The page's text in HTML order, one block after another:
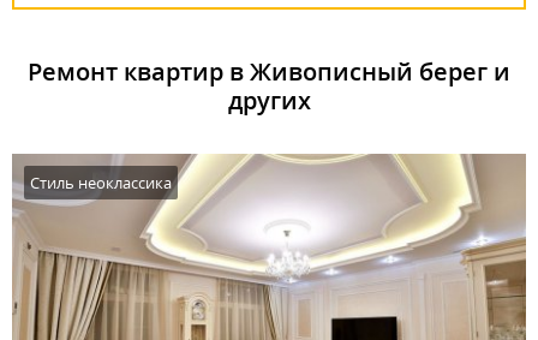
Ремонт квартир в Живописный берег и
других
Стиль неоклассика